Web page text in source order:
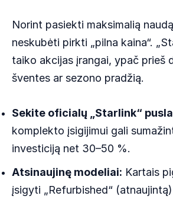
Norint pasiekti maksimalią
neskubėti pirkti „pilna kaina“.
taiko akcijas įrangai, ypač prieš
šventes ar sezono pradžią.
Sekite oficialų „Starlink“
komplekto įsigijimui gali
investiciją net 30–50 %.
Atsinaujinę modeliai: Kartais
įsigyti „Refurbished“